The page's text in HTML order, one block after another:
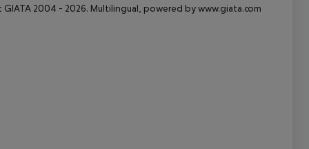
2004 - 2026. Multilingual, powered by www.giata.com